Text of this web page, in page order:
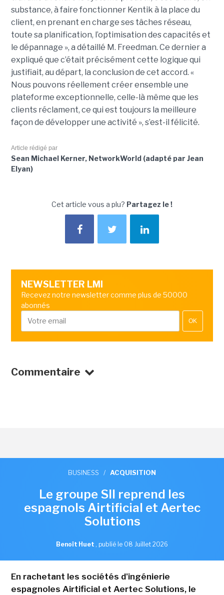
substance, à faire fonctionner Kentik à la place du
client, en prenant en charge ses tâches réseau,
toute sa planification, l’optimisation des capacités et
le dépannage », a détaillé M. Freedman. Ce dernier a
expliqué que c’était précisément cette logique qui
justifiait, au départ, la conclusion de cet accord. «
Nous pouvons réellement créer ensemble une
plateforme exceptionnelle, celle-là même que les
clients réclament, ce qui est toujours la meilleure
façon de développer une activité », s’est-il félicité.
Article rédigé par
Sean Michael Kerner, NetworkWorld (adapté par Jean
Elyan)
Cet article vous a plu? Partagez le !
NEWSLETTER LMI
Recevez notre newsletter comme plus de 50000
abonnés
OK
Commentaire
BUSINESS / ACQUISITION
Le groupe SII reprend les
espagnols Airtificial et Aertec
Solutions
Benoît Huet , publié le 08 Juillet 2026
En rachetant les sociétés d'ingénierie
espagnoles Airtificial et Aertec Solutions, le